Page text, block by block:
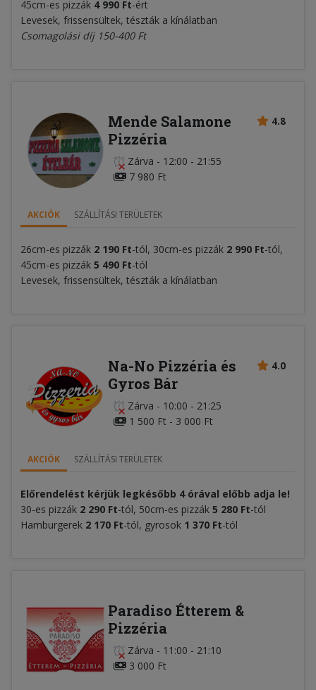
45cm-es pizzák 4 990 Ft-ért
Levesek, frissensültek, tészták a kínálatban
Csomagolási díj 150-400 Ft
4.8
Mende Salamone
Pizzéria
Zárva - 12:00 - 21:55
7 980 Ft
AKCIÓK SZÁLLÍTÁSI TERÜLETEK
26cm-es pizzák 2 190 Ft-tól, 30cm-es pizzák 2 990 Ft-tól,
45cm-es pizzák 5 490 Ft-tól
Levesek, frissensültek, tészták a kínálatban
4.0
Na-No Pizzéria és
Gyros Bár
Zárva - 10:00 - 21:25
1 500 Ft - 3 000 Ft
AKCIÓK SZÁLLÍTÁSI TERÜLETEK
Előrendelést kérjük legkésőbb 4 órával előbb adja le!
30-es pizzák 2 290 Ft-tól, 50cm-es pizzák 5 280 Ft-tól
Hamburgerek 2 170 Ft-tól, gyrosok 1 370 Ft-tól
Paradiso Étterem &
Pizzéria
Zárva - 11:00 - 21:10
3 000 Ft